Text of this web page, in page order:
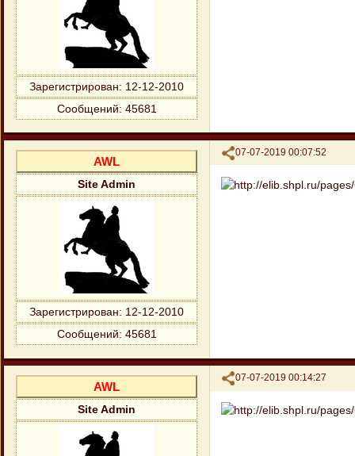
Зарегистрирован: 12-12-2010
Сообщений: 45681
Поделиться
07-07-2019 00:07:52
AWL
Site Admin
Зарегистрирован: 12-12-2010
Сообщений: 45681
Поделиться
07-07-2019 00:14:27
AWL
Site Admin